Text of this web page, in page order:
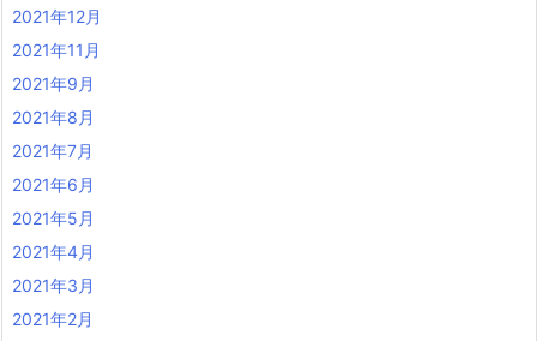
2021年12月
2021年11月
2021年9月
2021年8月
2021年7月
2021年6月
2021年5月
2021年4月
2021年3月
2021年2月